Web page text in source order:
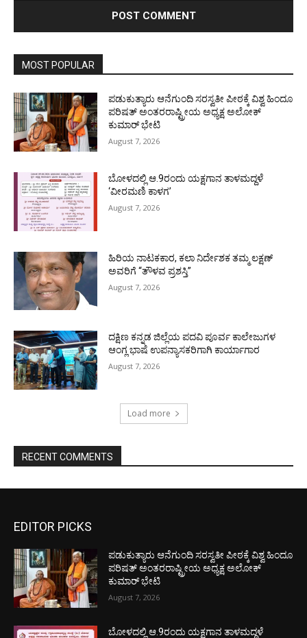
MOST POPULAR
ಪಡುಕುತ್ಯಾರು ಆನೆಗುಂದಿ ಸರಸ್ವತೀ ಪೀಠಕ್ಕೆ ವಿಶ್ವ ಹಿಂದೂ
ಪರಿಷತ್ ಅಂತರರಾಷ್ಟ್ರೀಯ ಅಧ್ಯಕ್ಷ ಅಲೋಕ್
ಕುಮಾರ್ ಭೇಟಿ
August 7, 2026
ಬೋಳದಲ್ಲಿ ಆ.9ರಂದು ಯಕ್ಷಗಾನ ತಾಳಮದ್ದಳೆ
‘ವೀರಮಣಿ ಕಾಳಗ’
August 7, 2026
ಹಿರಿಯ ನಾಟಕಕಾರ, ಕಲಾ ನಿರ್ದೇಶಕ ತಮ್ಮ ಲಕ್ಷಣ್
ಅವರಿಗೆ “ತೌಳವ ಪ್ರಶಸ್ತಿ”
August 7, 2026
ದಕ್ಷಿಣ ಕನ್ನಡ ಜಿಲ್ಲೆಯ ಪದವಿ ಪೂರ್ವ ಕಾಲೇಜುಗಳ
ಆಂಗ್ಲ ಭಾಷೆ ಉಪನ್ಯಾಸಕರಿಗಾಗಿ ಕಾರ್ಯಾಗಾರ
August 7, 2026
Load more
RECENT COMMENTS
EDITOR PICKS
ಪಡುಕುತ್ಯಾರು ಆನೆಗುಂದಿ ಸರಸ್ವತೀ ಪೀಠಕ್ಕೆ ವಿಶ್ವ ಹಿಂದೂ
ಪರಿಷತ್ ಅಂತರರಾಷ್ಟ್ರೀಯ ಅಧ್ಯಕ್ಷ ಅಲೋಕ್
ಕುಮಾರ್ ಭೇಟಿ
August 7, 2026
ಬೋಳದಲ್ಲಿ ಆ.9ರಂದು ಯಕ್ಷಗಾನ ತಾಳಮದ್ದಳೆ